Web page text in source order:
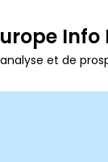
Info
et de